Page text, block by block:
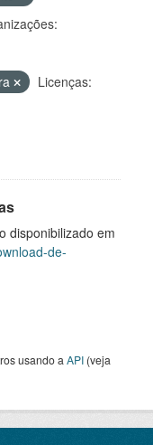
Licenças:
disponibilizado em
de-
usando a API (veja